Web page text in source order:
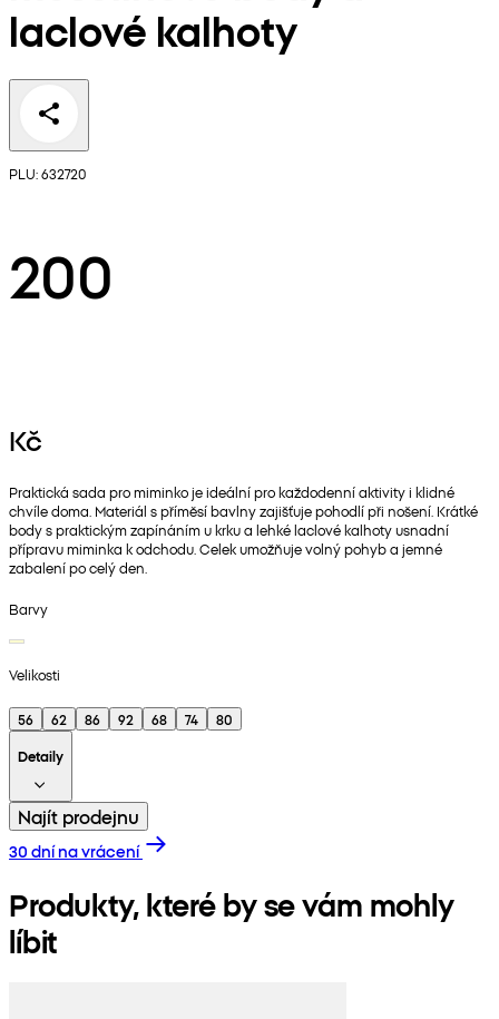
laclové kalhoty
PLU: 632720
200
Kč
Praktická sada pro miminko je ideální pro každodenní aktivity i klidné
chvíle doma. Materiál s příměsí bavlny zajišťuje pohodlí při nošení. Krátké
body s praktickým zapínáním u krku a lehké laclové kalhoty usnadní
přípravu miminka k odchodu. Celek umožňuje volný pohyb a jemné
zabalení po celý den.
Barvy
Velikosti
56 62 86 92 68 74
80
Detaily
Najít prodejnu
30 dní na vrácení
Produkty, které by se vám mohly
líbit